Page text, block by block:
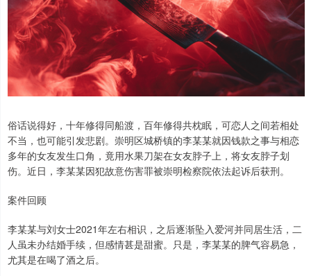
俗话说得好，十年修得同船渡，百年修得共枕眠，可恋人之间若相处
不当，也可能引发悲剧。崇明区城桥镇的李某某就因钱款之事与相恋
多年的女友发生口角，竟用水果刀架在女友脖子上，将女友脖子划
伤。近日，李某某因犯故意伤害罪被崇明检察院依法起诉后获刑。
案件回顾
李某某与刘女士2021年左右相识，之后逐渐坠入爱河并同居生活，二
人虽未办结婚手续，但感情甚是甜蜜。只是，李某某的脾气容易急，
尤其是在喝了酒之后。